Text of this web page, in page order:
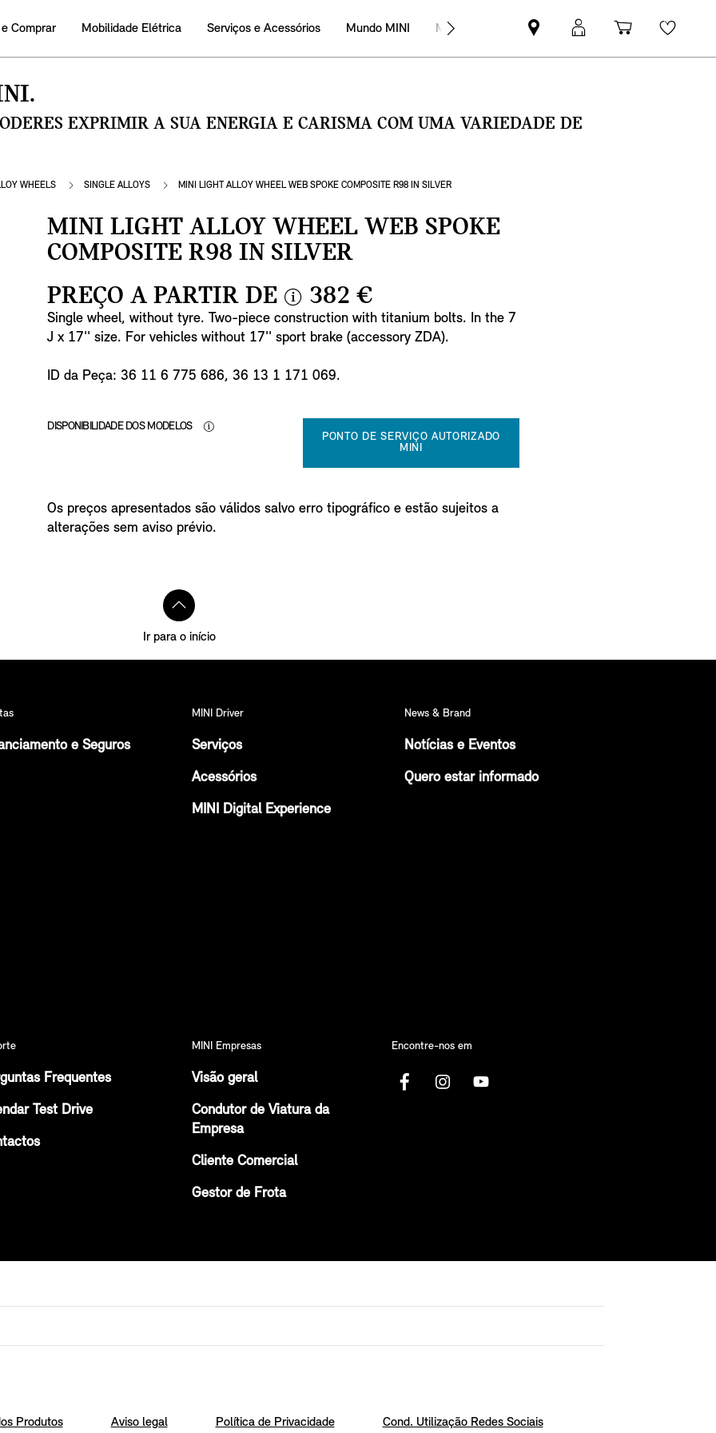
Comprar Mobilidade Elétrica Serviços e Acessórios Mundo MINI MINI Empresas
Pesquisar
parceiro
Iniciar
sessão
Carrinho
de
EXPRIMIR A SUA ENERGIA E CARISMA COM UMA VARIEDADE DE
WHEELS SINGLE ALLOYS MINI LIGHT ALLOY WHEEL WEB SPOKE COMPOSITE R98 IN SILVER
MINI LIGHT ALLOY WHEEL WEB SPOKE
COMPOSITE R98 IN SILVER
PREÇO A PARTIR DE
i
n
o
382 €
Single wheel, without tyre. Two-piece construction with titanium bolts. In the 7
J x 17'' size. For vehicles without 17'' sport brake (accessory ZDA).
ID da Peça: 36 11 6 775 686, 36 13 1 171 069.
DISPONIBILIDADE DOS MODELOS
PONTO DE SERVIÇO AUTORIZADO
MINI
Os preços apresentados são válidos salvo erro tipográfico e estão sujeitos a
alterações sem aviso prévio.
Ir para o início
e Seguros
MINI Driver
Serviços
Acessórios
MINI Digital Experience
News & Brand
Notícias e Eventos
Quero estar informado
Frequentes
Test Drive
MINI Empresas
Visão geral
Condutor de Viatura da
Empresa
Cliente Comercial
Gestor de Frota
Encontre-nos em
Produtos Aviso legal Política de Privacidade Cond. Utilização Redes Sociais